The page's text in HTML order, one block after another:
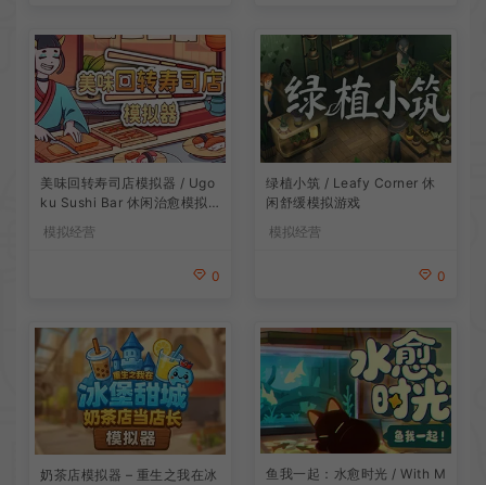
美味回转寿司店模拟器 / Ugo
ku Sushi Bar 休闲治愈模拟
模拟经营
0
绿植小筑 / Leafy Corner 休
闲舒缓模拟游戏
模拟经营
0
奶茶店模拟器 – 重生之我在冰
鱼我一起：水愈时光 / With M